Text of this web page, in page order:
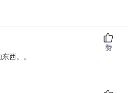
西。。
赞